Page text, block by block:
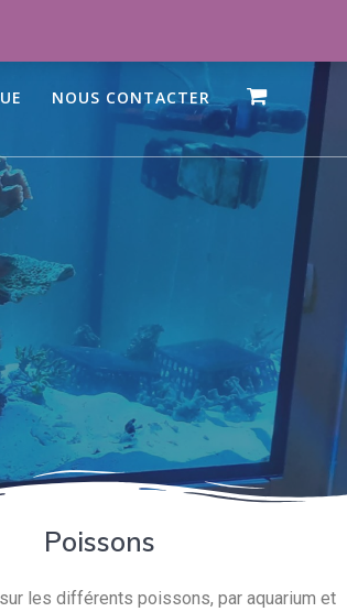
NOUS CONTACTER
Poissons
les différents poissons, par aquarium et